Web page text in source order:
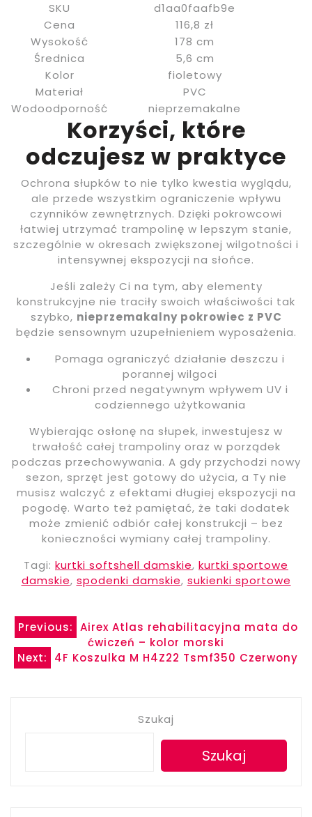
SKU
d1aa0faafb9e
Cena
116,8 zł
Wysokość
178 cm
Średnica
5,6 cm
Kolor
fioletowy
Materiał
PVC
Wodoodporność
nieprzemakalne
Korzyści, które
odczujesz w praktyce
Ochrona słupków to nie tylko kwestia wyglądu,
ale przede wszystkim ograniczenie wpływu
czynników zewnętrznych. Dzięki pokrowcowi
łatwiej utrzymać trampolinę w lepszym stanie,
szczególnie w okresach zwiększonej wilgotności i
intensywnej ekspozycji na słońce.
Jeśli zależy Ci na tym, aby elementy
konstrukcyjne nie traciły swoich właściwości tak
szybko, nieprzemakalny pokrowiec z PVC
będzie sensownym uzupełnieniem wyposażenia.
Pomaga ograniczyć działanie deszczu i
porannej wilgoci
Chroni przed negatywnym wpływem UV i
codziennego użytkowania
Wybierając osłonę na słupek, inwestujesz w
trwałość całej trampoliny oraz w porządek
podczas przechowywania. A gdy przychodzi nowy
sezon, sprzęt jest gotowy do użycia, a Ty nie
musisz walczyć z efektami długiej ekspozycji na
pogodę. Warto też pamiętać, że taki dodatek
może zmienić odbiór całej konstrukcji – bez
konieczności wymiany całej trampoliny.
Tagi: kurtki softshell damskie, kurtki sportowe
damskie, spodenki damskie, sukienki sportowe
Nawigacja
wpisu
Previous: Airex Atlas rehabilitacyjna mata do
ćwiczeń – kolor morski
Next:
4F Koszulka M H4Z22 Tsmf350 Czerwony
Szukaj
Szukaj